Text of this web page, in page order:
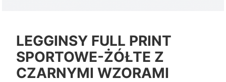
LEGGINSY FULL PRINT
SPORTOWE-ŻÓŁTE Z
CZARNYMI WZORAMI